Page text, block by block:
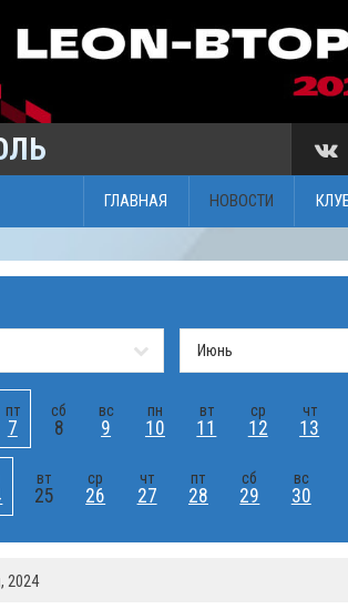
ГЛАВНАЯ НОВОСТИ
пт
7
сб
8
вс
9
пн
10
вт
11
ср
12
чт
13
вт
25
ср
26
чт
27
пт
28
сб
29
вс
30
2024